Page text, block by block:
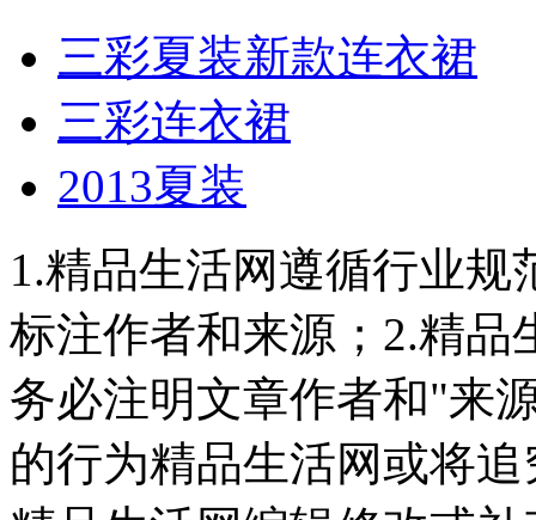
三彩夏装新款连衣裙
三彩连衣裙
2013夏装
1.精品生活网遵循行业
标注作者和来源；2.精品
务必注明文章作者和"来
的行为精品生活网或将